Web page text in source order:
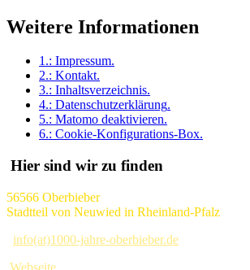
Weitere Informationen
1.: Impressum.
2.: Kontakt.
3.: Inhaltsverzeichnis.
4.: Datenschutzerklärung.
5.: Matomo deaktivieren.
6.: Cookie-Konfigurations-Box.
Hier sind wir zu finden
56566 Oberbieber
Stadtteil von Neuwied in Rheinland-Pfalz
info(at)1000-jahre-oberbieber.de
Webseite